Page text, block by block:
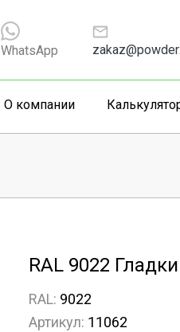
WhatsApp
О компании
RAL 9022
RAL: 9022
Артикул: 11062